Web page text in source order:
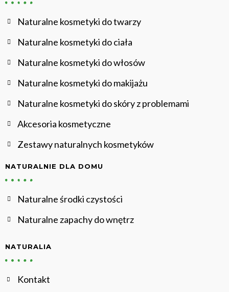
Naturalne kosmetyki do twarzy
Naturalne kosmetyki do ciała
Naturalne kosmetyki do włosów
Naturalne kosmetyki do makijażu
Naturalne kosmetyki do skóry z problemami
Akcesoria kosmetyczne
Zestawy naturalnych kosmetyków
NATURALNIE DLA DOMU
Naturalne środki czystości
Naturalne zapachy do wnętrz
NATURALIA
Kontakt